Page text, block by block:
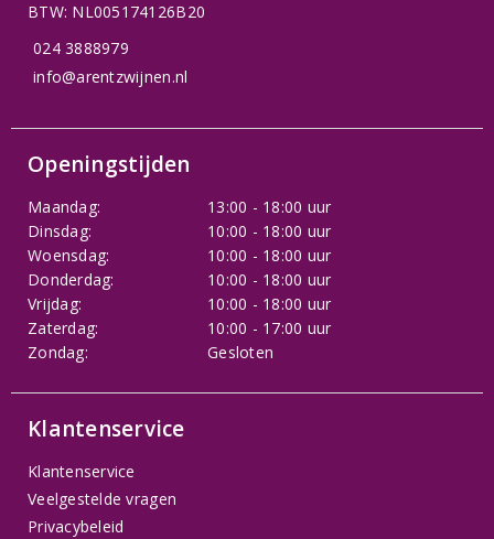
BTW: NL005174126B20
024 3888979
info@arentzwijnen.nl
Openingstijden
Maandag:
13:00 - 18:00 uur
Dinsdag:
10:00 - 18:00 uur
Woensdag:
10:00 - 18:00 uur
Donderdag:
10:00 - 18:00 uur
Vrijdag:
10:00 - 18:00 uur
Zaterdag:
10:00 - 17:00 uur
Zondag:
Gesloten
Klantenservice
Klantenservice
Veelgestelde vragen
Privacybeleid